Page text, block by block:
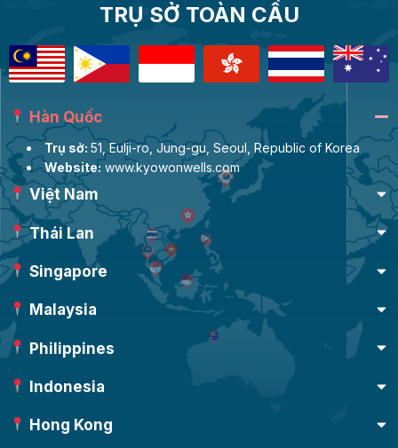
TRỤ SỞ TOÀN CẦU
Hàn Quốc
Trụ sở: 51, Eulji-ro, Jung-gu, Seoul, Republic of Korea
Website: www.kyowonwells.com
Việt Nam
Thái Lan
Singapore
Malaysia
Philippines
Indonesia
Hong Kong